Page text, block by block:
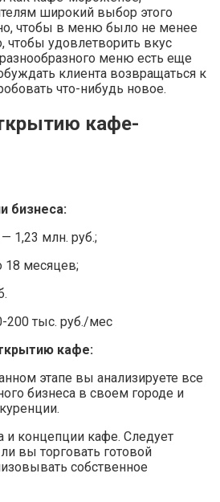
широкий выбор этого
чтобы в меню было не менее
удовлетворить вкус
меню есть еще
клиента возвращаться к
что-нибудь новое.
кафе-
бизнеса:
1,23 млн. руб.;
18 месяцев;
200 тыс. руб./мес
кафе:
этапе вы анализируете все
бизнеса в своем городе и
концепции кафе. Следует
вы торговать готовой
собственное